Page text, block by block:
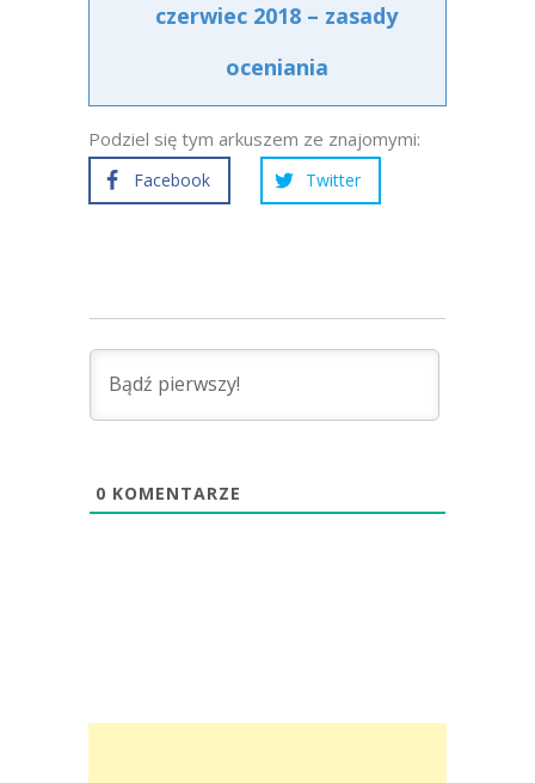
czerwiec 2018 – zasady
oceniania
Podziel się tym arkuszem ze znajomymi:
Facebook Twitter
0 KOMENTARZE